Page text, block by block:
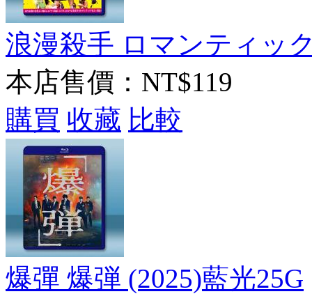
浪漫殺手 ロマンティッ
本店售價： NT$119
購買 收藏 比較
爆彈 爆弾 (2025)藍光25G